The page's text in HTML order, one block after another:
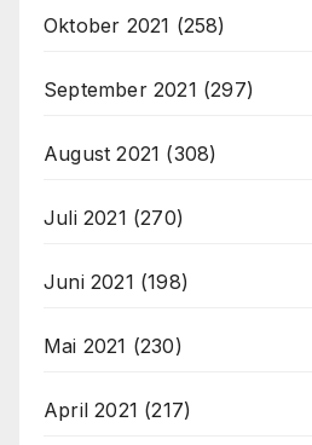
Oktober 2021 (258)
September 2021 (297)
August 2021 (308)
Juli 2021 (270)
Juni 2021 (198)
Mai 2021 (230)
April 2021 (217)